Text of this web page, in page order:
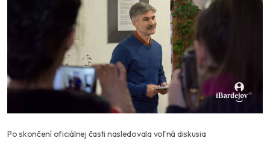
Po skončení oficiálnej časti nasledovala voľná diskusia